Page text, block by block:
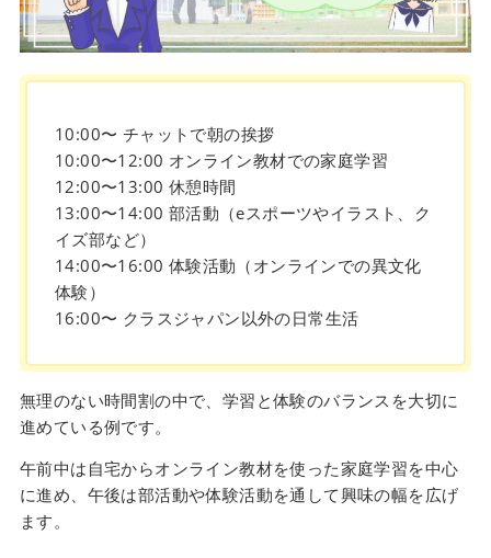
10:00〜 チャットで朝の挨拶
10:00〜12:00 オンライン教材での家庭学習
12:00〜13:00 休憩時間
13:00〜14:00 部活動（eスポーツやイラスト、ク
イズ部など）
14:00〜16:00 体験活動（オンラインでの異文化
体験）
16:00〜 クラスジャパン以外の日常生活
無理のない時間割の中で、学習と体験のバランスを大切に
進めている例です。
午前中は自宅からオンライン教材を使った家庭学習を中心
に進め、午後は部活動や体験活動を通して興味の幅を広げ
ます。